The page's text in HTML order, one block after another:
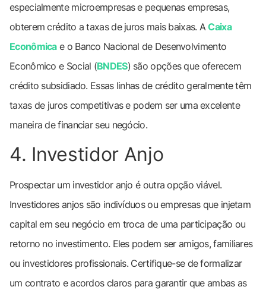
especialmente microempresas e pequenas empresas,
obterem crédito a taxas de juros mais baixas. ACaixa
Econômicae o Banco Nacional de Desenvolvimento
Econômico e Social (BNDES) são opções que oferecem
crédito subsidiado. Essas linhas de crédito geralmente têm
taxas de juros competitivas e podem ser uma excelente
maneira de financiar seu negócio.
4. Investidor Anjo
Prospectar um investidor anjo é outra opção viável.
Investidores anjos são indivíduos ou empresas que injetam
capital em seu negócio em troca de uma participação ou
retorno no investimento. Eles podem ser amigos, familiares
ou investidores profissionais. Certifique-se de formalizar
um contrato e acordos claros para garantir que ambas as